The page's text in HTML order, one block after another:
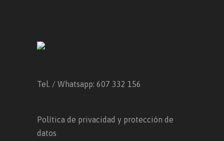
Tel. / Whatsapp: 607 332 156
Política de privacidad y protección de
datos